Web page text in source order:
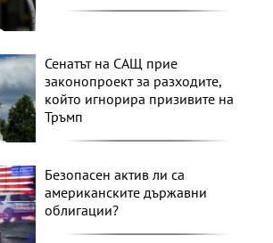
Сенатът на САЩ прие
законопроект за разходите,
който игнорира призивите на
Тръмп
Безопасен актив ли са
американските държавни
облигации?